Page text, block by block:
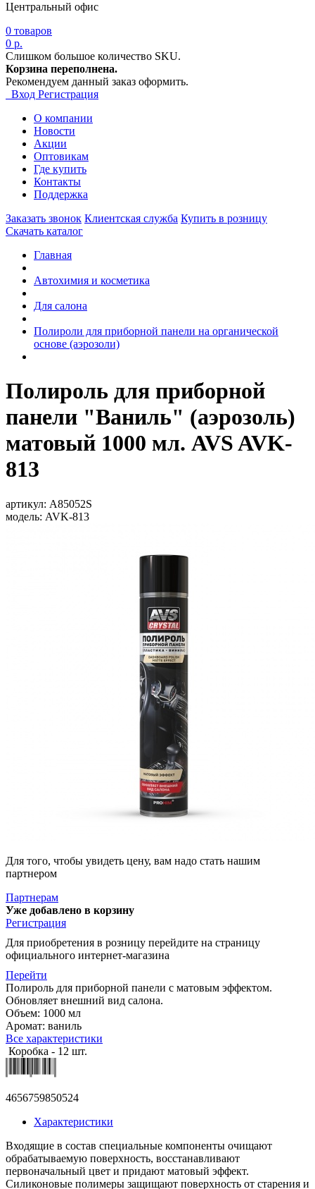
Центральный офис
0 товаров
0 р.
Слишком большое количество SKU.
Корзина переполнена.
Рекомендуем данный заказ оформить.
Вход Регистрация
О компании
Новости
Акции
Оптовикам
Где купить
Контакты
Поддержка
Заказать звонок Клиентская служба Купить в розницу
Скачать каталог
Главная
Автохимия и косметика
Для салона
Полироли для приборной панели на органической
основе (аэрозоли)
Полироль для приборной
панели "Ваниль" (аэрозоль)
матовый 1000 мл. AVS AVK-
813
артикул: A85052S
модель: AVK-813
Для того, чтобы увидеть цену, вам надо стать нашим
партнером
Партнерам
Уже добавлено в корзину
Регистрация
Для приобретения в розницу перейдите на страницу
официального интернет-магазина
Перейти
Полироль для приборной панели с матовым эффектом.
Обновляет внешний вид салона.
Объем: 1000 мл
Аромат: ваниль
Все характеристики
Коробка - 12 шт.
4656759850524
Характеристики
Входящие в состав специальные компоненты очищают
обрабатываемую поверхность, восстанавливают
первоначальный цвет и придают матовый эффект.
Силиконовые полимеры защищают поверхность от старения и